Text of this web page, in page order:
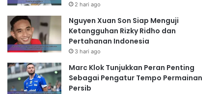
2 hari ago
Nguyen Xuan Son Siap Menguji
Ketangguhan Rizky Ridho dan
Pertahanan Indonesia
3 hari ago
Marc Klok Tunjukkan Peran Penting
Sebagai Pengatur Tempo Permainan
Persib